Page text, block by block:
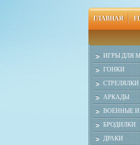
ГЛАВНАЯ
ИГРЫ ДЛЯ
ГОНКИ
СТРЕЛЯЛКИ
АРКАДЫ
ВОЕННЫЕ
БРОДИЛКИ
ДРАКИ